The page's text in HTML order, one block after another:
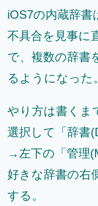
iOS7の内蔵辞書
不具合を見事に
で、複数の辞書
るようになった。
やり方は書くま
選択して「辞書
→左下の「管理
好きな辞書の右
する。